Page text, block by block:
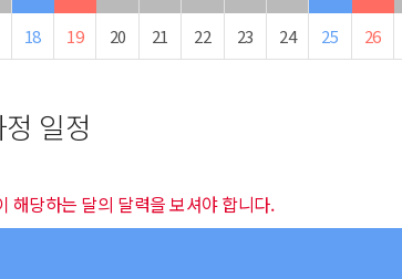
18 19 20 21 22 23 24 25 26
일정
해당하는 달의 달력을 보셔야 합니다.